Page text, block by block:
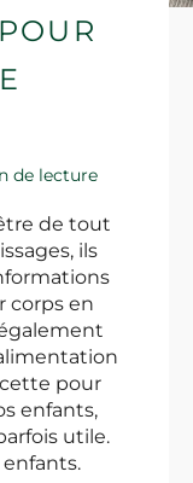
de lecture
de tout
ils
corps en
pour
enfants,
utile.